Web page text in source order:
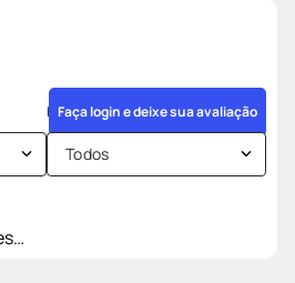
Faça login e deixe sua avaliação
Todos